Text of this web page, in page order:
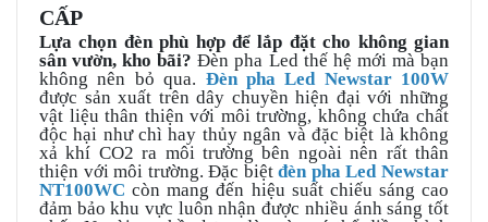
CẤP
Lựa chọn đèn phù hợp để lắp đặt cho không gian
sân vườn, kho bãi?Đèn pha Led thế hệ mới mà bạn
không nên bỏ qua. Đèn pha Led Newstar 100W
được sản xuất trên dây chuyền hiện đại với những
vật liệu thân thiện với môi trường, không chứa chất
độc hại như chì hay thủy ngân và đặc biệt là không
xả khí CO2 ra môi trường bên ngoài nên rất thân
thiện với môi trường. Đặc biệtđèn pha Led Newstar
NT100WC còn mang đến hiệu suất chiếu sáng cao
đảm bảo khu vực luôn nhận được nhiều ánh sáng tốt